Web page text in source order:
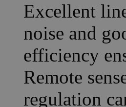
Excellent
noise and
efficiency
Remote
regulation